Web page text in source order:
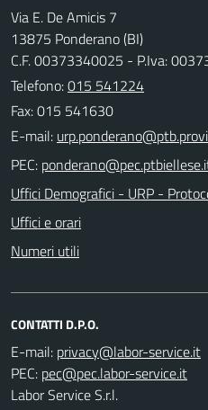
Via E. De Amicis 7
13875 Ponderano (BI)
C.F. 00373340025 - P.Iva:
Telefono:015 541224
Fax: 015 541630
E-mail:
PEC:
Uffici Demografici - URP -
Uffici e orari
Numeri utili
CONTATTI D.P.O.
E-mail:
PEC:
Labor Service S.r.l.